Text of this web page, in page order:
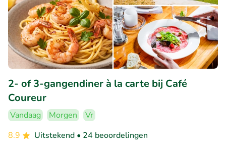
2- of 3-gangendiner à la carte bij Café
Coureur
Vandaag Morgen
Vr
8.9
Uitstekend • 24 beoordelingen